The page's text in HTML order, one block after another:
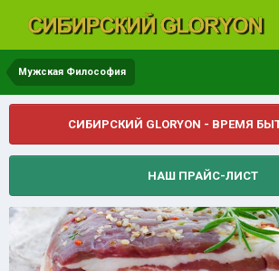
Мужская Философия
СИБИРСКИЙ GLORYON - ВРЕМЯ
НАШ ПРАЙС-ЛИСТ